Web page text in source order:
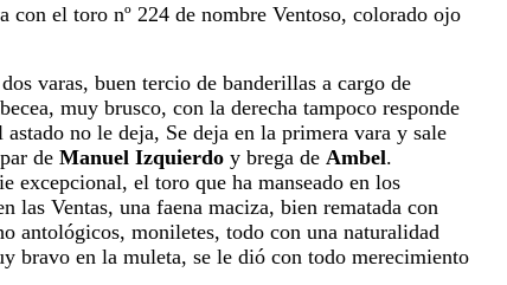
con el toro nº 224 de nombre Ventoso, colorado ojo
varas, buen tercio de banderillas a cargo de
muy brusco, con la derecha tampoco responde
astado no le deja, Se deja en la primera vara y sale
de Manuel Izquierdoy brega de Ambel.
excepcional, el toro que ha manseado en los
las Ventas, una faena maciza, bien rematada con
antológicos, moniletes, todo con una naturalidad
bravo en la muleta, se le dió con todo merecimiento